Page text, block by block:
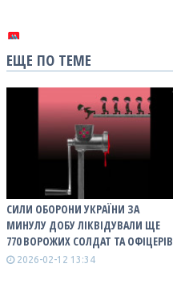
ЕЩЕ ПО ТЕМЕ
СИЛИ ОБОРОНИ УКРАЇНИ ЗА
МИНУЛУ ДОБУ ЛІКВІДУВАЛИ ЩЕ
770 ВОРОЖИХ СОЛДАТ ТА ОФІЦЕРІВ
2026-02-12 13:34